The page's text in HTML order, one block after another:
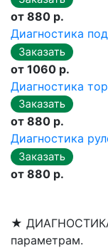
от 880 р.
Диагностика
от 1060 р.
Диагностика
от 880 р.
Диагностика
от 880 р.
★
параметрам.